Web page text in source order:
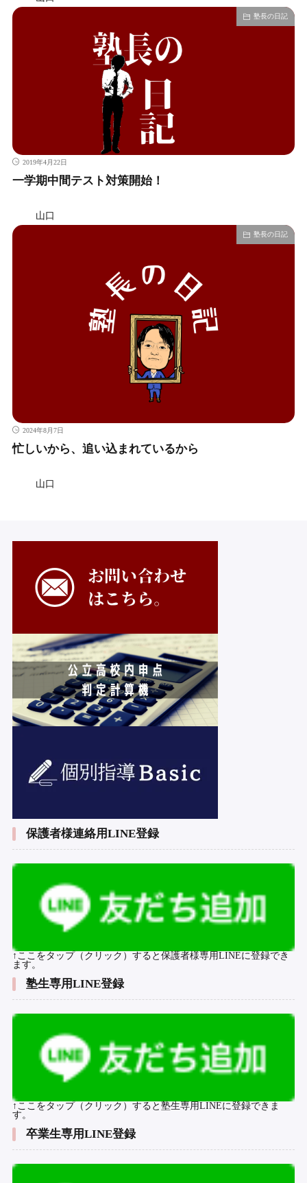
塾長の日記
2019年4月22日
一学期中間テスト対策開始！
山口
塾長の日記
2024年8月7日
忙しいから、追い込まれているから
山口
保護者様連絡用LINE登録
↑ここをタップ（クリック）すると保護者様専用LINEに登録でき
ます。
塾生専用LINE登録
↑ここをタップ（クリック）すると塾生専用LINEに登録できま
す。
卒業生専用LINE登録